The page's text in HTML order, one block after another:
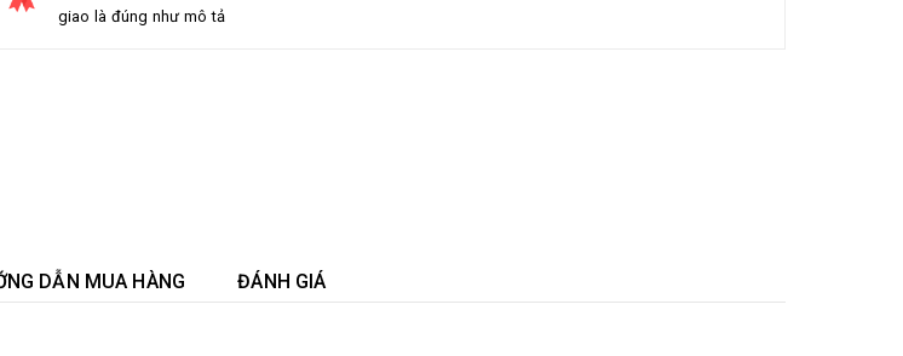
giao là đúng như mô tả
DẪN MUA HÀNG ĐÁNH GIÁ